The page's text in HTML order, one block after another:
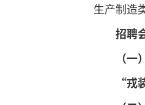
生产制造
招聘
（
“戎